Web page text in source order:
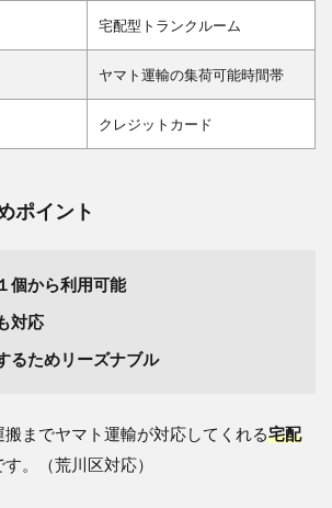
宅配型トランクルーム
ヤマト運輸の集荷可能時間帯
クレジットカード
ポイント
個から利用可能
対応
るためリーズナブル
までヤマト運輸が対応してくれる宅配
す。（荒川区対応）